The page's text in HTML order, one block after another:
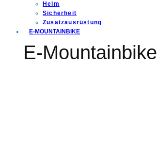
Helm
Sicherheit
Zusatzausrüstung
E-MOUNTAINBIKE
E-Mountainbike